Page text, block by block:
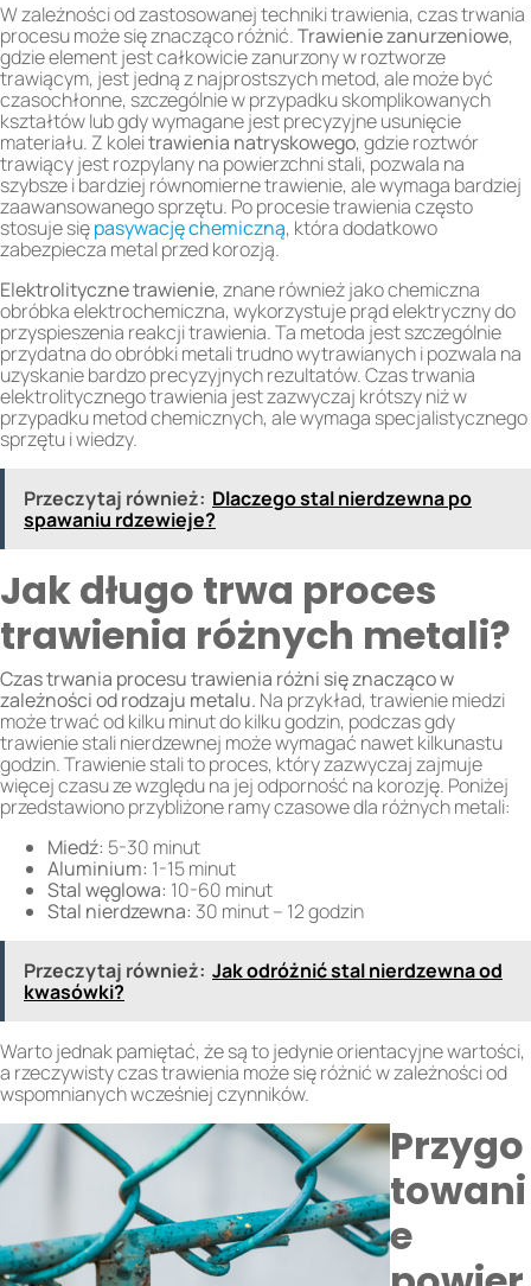
W zależności od zastosowanej techniki trawienia, czas trwania
procesu może się znacząco różnić.Trawienie zanurzeniowe,
gdzie element jest całkowicie zanurzony w roztworze
trawiącym, jest jedną z najprostszych metod, ale może być
czasochłonne, szczególnie w przypadku skomplikowanych
kształtów lub gdy wymagane jest precyzyjne usunięcie
materiału. Z koleitrawienia natryskowego, gdzie roztwór
trawiący jest rozpylany na powierzchni stali, pozwala na
szybsze i bardziej równomierne trawienie, ale wymaga bardziej
zaawansowanego sprzętu. Po procesie trawienia często
stosuje siępasywację chemiczną, która dodatkowo
zabezpiecza metal przed korozją.
Elektrolityczne trawienie, znane również jako chemiczna
obróbka elektrochemiczna, wykorzystuje prąd elektryczny do
przyspieszenia reakcji trawienia. Ta metoda jest szczególnie
przydatna do obróbki metali trudno wytrawianych i pozwala na
uzyskanie bardzo precyzyjnych rezultatów. Czas trwania
elektrolitycznego trawienia jest zazwyczaj krótszy niż w
przypadku metod chemicznych, ale wymaga specjalistycznego
sprzętu i wiedzy.
Przeczytaj również: Dlaczego stal nierdzewna po
spawaniu rdzewieje?
Jak długo trwa proces
trawienia różnych metali?
Czas trwania procesu trawienia różni się znacząco w
zależności od rodzaju metalu. Na przykład, trawienie miedzi
może trwać od kilku minut do kilku godzin, podczas gdy
trawienie stali nierdzewnej może wymagać nawet kilkunastu
godzin. Trawienie stali to proces, który zazwyczaj zajmuje
więcej czasu ze względu na jej odporność na korozję. Poniżej
przedstawiono przybliżone ramy czasowe dla różnych metali:
Miedź: 5-30 minut
Aluminium: 1-15 minut
Stal węglowa: 10-60 minut
Stal nierdzewna: 30 minut – 12 godzin
Przeczytaj również: Jak odróżnić stal nierdzewna od
kwasówki?
Warto jednak pamiętać, że są to jedynie orientacyjne wartości,
a rzeczywisty czas trawienia może się różnić w zależności od
wspomnianych wcześniej czynników.
Przygo
towani
e